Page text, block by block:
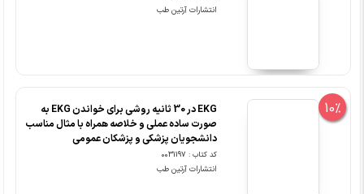
انتشارات آرتین طب
10%
EKG در 30 ثانیه روشی برای خواندن EKG به
صورت ساده عملی و خلاصه همراه با مثال مناسب
دانشجویان پزشکی و پزشکان عمومی
کد کتاب : 0031197
انتشارات آرتین طب